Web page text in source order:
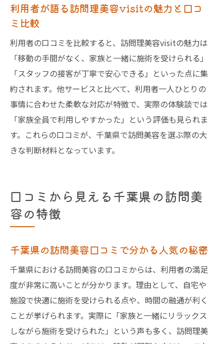
利用者が語る訪問理美容visitの魅力と口コ
ミ比較
利用者の口コミを比較すると、訪問理美容visitの魅力は
「移動の手間がなく、家族と一緒に施術を受けられる」
「スタッフの接客が丁寧で安心できる」といった点に集
約されます。他サービスと比べて、利用者一人ひとりの
事情に合わせた柔軟な対応が特徴で、実際の体験談では
「家族全員で利用しやすかった」という評価も見られま
す。これらの口コミが、千葉県で訪問美容を選ぶ際の大
きな判断材料となっています。
口コミから見える千葉県の訪問美
容の特徴
千葉県の訪問美容口コミで分かる人気の秘密
千葉県における訪問美容の口コミからは、利用者の満足
度が非常に高いことが分かります。理由として、自宅や
施設で快適に施術を受けられる点や、時間の融通が利く
ことが挙げられます。実際に「家族と一緒にリラックス
しながら施術を受けられた」という声も多く、訪問理美